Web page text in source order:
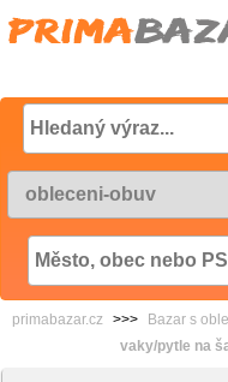
primabazar.cz >>> Bazar s
vaky/pytle na